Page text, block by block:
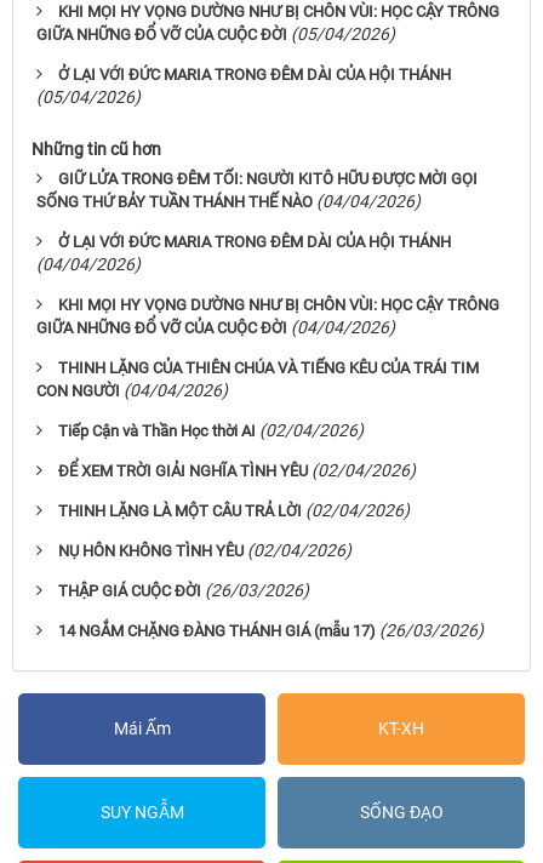
KHI MỌI HY VỌNG DƯỜNG NHƯ BỊ CHÔN VÙI: HỌC CẬY TRÔNG
GIỮA NHỮNG ĐỔ VỠ CỦA CUỘC ĐỜI (05/04/2026)
Ở LẠI VỚI ĐỨC MARIA TRONG ĐÊM DÀI CỦA HỘI THÁNH
(05/04/2026)
Những tin cũ hơn
GIỮ LỬA TRONG ĐÊM TỐI: NGƯỜI KITÔ HỮU ĐƯỢC MỜI GỌI
SỐNG THỨ BẢY TUẦN THÁNH THẾ NÀO (04/04/2026)
Ở LẠI VỚI ĐỨC MARIA TRONG ĐÊM DÀI CỦA HỘI THÁNH
(04/04/2026)
KHI MỌI HY VỌNG DƯỜNG NHƯ BỊ CHÔN VÙI: HỌC CẬY TRÔNG
GIỮA NHỮNG ĐỔ VỠ CỦA CUỘC ĐỜI (04/04/2026)
THINH LẶNG CỦA THIÊN CHÚA VÀ TIẾNG KÊU CỦA TRÁI TIM
CON NGƯỜI (04/04/2026)
Tiếp Cận và Thần Học thời AI (02/04/2026)
ĐỂ XEM TRỜI GIẢI NGHĨA TÌNH YÊU (02/04/2026)
THINH LẶNG LÀ MỘT CÂU TRẢ LỜI (02/04/2026)
NỤ HÔN KHÔNG TÌNH YÊU (02/04/2026)
THẬP GIÁ CUỘC ĐỜI (26/03/2026)
14 NGẮM CHẶNG ĐÀNG THÁNH GIÁ (mẫu 17) (26/03/2026)
Mái Ấm KT-XH
SUY NGẪM SỐNG ĐẠO